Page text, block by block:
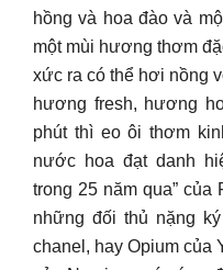
hồng và hoa đào và
một mùi hương thơm
xức ra có thể hơi nồng
hương fresh, hương
phút thì eo ôi thơm
nước hoa đạt danh
trong 25 năm qua”
những đối thủ nặng
chanel, hay Opium của